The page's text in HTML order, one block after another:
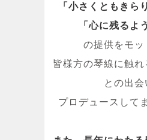
「小さくともきら
「心に残るよ
の提供をモッ
皆様方の琴線に触
との出会
プロデュースして